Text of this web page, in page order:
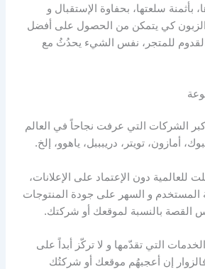
بأثمنة سلعتها، بحفاوة الإستقبال و
الزبون كي يتمكن من الحصول على أفضل
القدوم للمتجر، نفس الشيء يحدُثُ مع
الشركات التي عرفت نجاحاً في العالم
أمازون، تويتر، دريبببل، ياهوو، إلخ.
دون الإعتماد على الإعلانات،
المستخدم و السهر على جودة المنتوجات
القصة بالنسبة لموقعك أو شركتك.
التي تقدّمها و لا تركّز أبداً على
إن أعجبهُم موقعك أو شركتُك